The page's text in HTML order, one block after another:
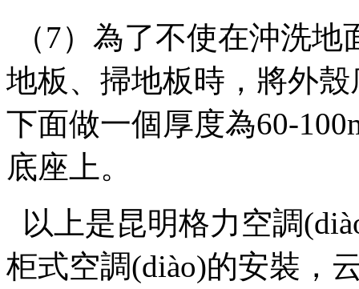
（7）為了不使在沖洗地
地板、掃地板時，將外殼
下面做一個厚度為60-
底座上。
以上是昆明格力空調
柜式空調(diào)的安裝 ，